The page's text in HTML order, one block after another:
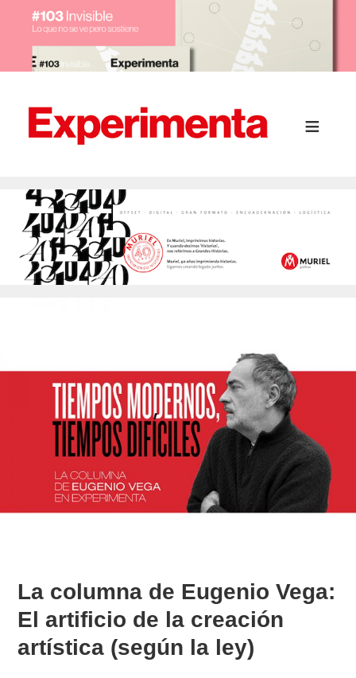
La columna de Eugenio Vega:
El artificio de la creación
artística (según la ley)